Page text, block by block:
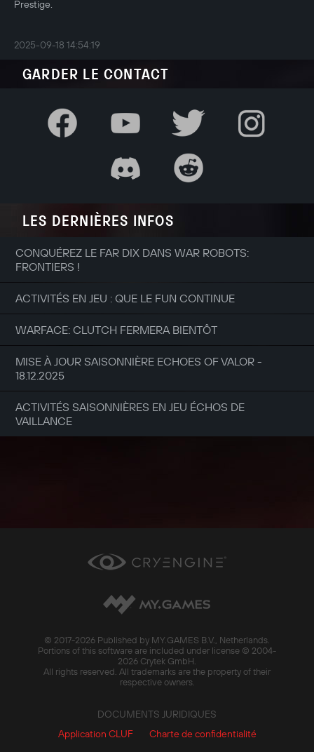
Prestige.
2025-09-18 14:54:19
GARDER LE CONTACT
LES DERNIÈRES INFOS
CONQUÉREZ LE FAR DIX DANS WAR ROBOTS:
FRONTIERS !
ACTIVITÉS EN JEU : QUE LE FUN CONTINUE
WARFACE: CLUTCH FERMERA BIENTÔT
MISE À JOUR SAISONNIÈRE ECHOES OF VALOR -
18.12.2025
ACTIVITÉS SAISONNIÈRES EN JEU ÉCHOS DE
VAILLANCE
© 2017-2026 Published by MY.GAMES B.V., Netherlands.
Portions of this software are included under license © 2004-
2026 Crytek GmbH.
All rights reserved. All trademarks are the property of their
respective owners.
DOCUMENTS JURIDIQUES
Application CLUF
Charte de confidentialité